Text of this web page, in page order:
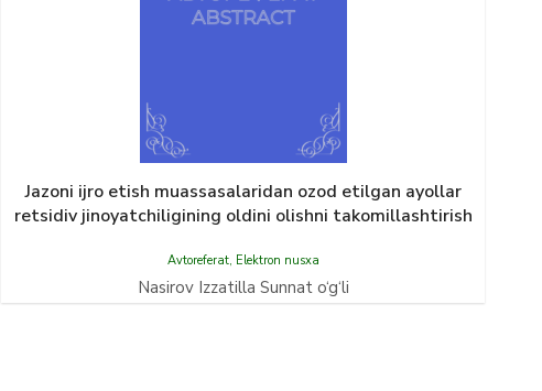
Jazoni ijro etish muassasalaridan ozod etilgan ayollar
retsidiv jinoyatchiligining oldini olishni takomillashtirish
Avtoreferat, Elektron nusxa
Nasirov Izzatilla Sunnat o‘g‘li